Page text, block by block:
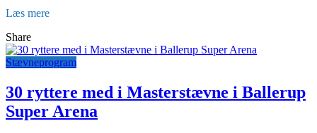
Læs mere
Share
Stævneprogram
30 ryttere med i Masterstævne i Ballerup
Super Arena